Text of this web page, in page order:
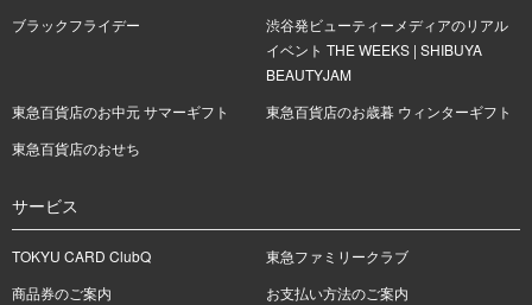
ブラックフライデー
渋谷発ビューティーメディアのリアル
イベント THE WEEKS | SHIBUYA
BEAUTYJAM
東急百貨店のお中元 サマーギフト
東急百貨店のお歳暮 ウィンターギフト
東急百貨店のおせち
サービス
TOKYU CARD ClubQ
東急ファミリークラブ
商品券のご案内
お支払い方法のご案内